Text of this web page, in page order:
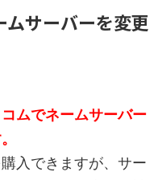
サーバーを変更
ムでネームサーバー
入できますが、サー